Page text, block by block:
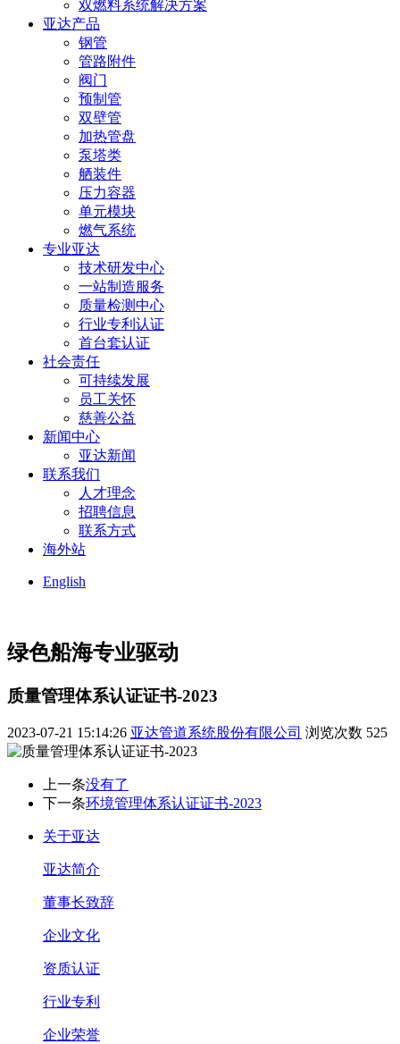
双燃料系统解决方案
亚达产品
钢管
管路附件
阀门
预制管
双壁管
加热管盘
泵塔类
舾装件
压力容器
单元模块
燃气系统
专业亚达
技术研发中心
一站制造服务
质量检测中心
行业专利认证
首台套认证
社会责任
可持续发展
员工关怀
慈善公益
新闻中心
亚达新闻
联系我们
人才理念
招聘信息
联系方式
海外站
English
绿色船海专业驱动
质量管理体系认证证书-2023
2023-07-21 15:14:26 亚达管道系统股份有限公司 浏览次数 525
上一条没有了
下一条环境管理体系认证证书-2023
关于亚达
亚达简介
董事长致辞
企业文化
资质认证
行业专利
企业荣誉